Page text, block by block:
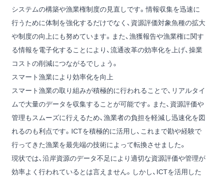
システムの構築や漁業権制度の見直しです。情報収集を迅速に
行うために体制を強化するだけでなく、資源評価対象魚種の拡大
や制度の向上にも努めています。また、漁獲報告や漁業権に関す
る情報を電子化することにより、流通改革の効率化を上げ、操業
コストの削減につながるでしょう。
スマート漁業により効率化を向上
スマート漁業の取り組みが積極的に行われることで、リアルタイ
ムで大量のデータを収集することが可能です。また、資源評価や
管理もスムーズに行えるため、漁業者の負担を軽減し迅速化を図
れるのも利点です。ICTを積極的に活用し、これまで勘や経験で
行ってきた漁業を最先端の技術によって転換させました。
現状では、沿岸資源のデータ不足により適切な資源評価や管理が
効率よく行われているとは言えません。しかし、ICTを活用した